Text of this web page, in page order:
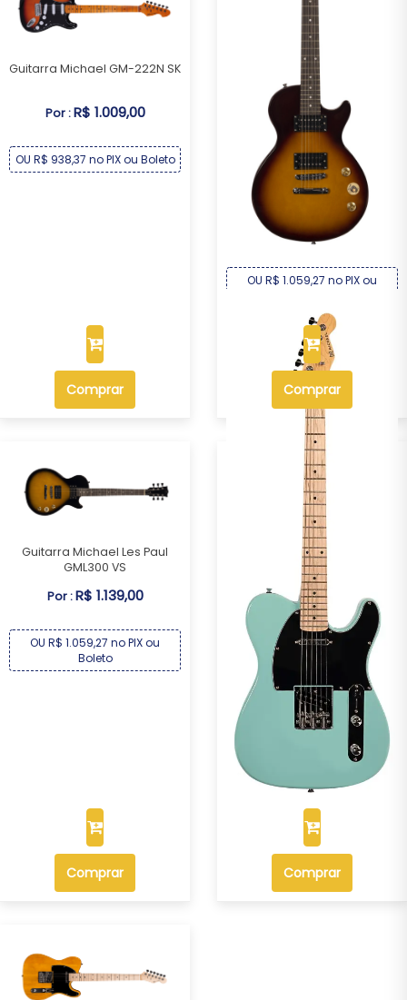
Guitarra Michael GM-222N SK
Por :R$ 1.009,00
OU R$ 938,37 no PIX ou Boleto
Comprar
Guitarra Michael Les Paul
Por :R$ 1.139,00
OU R$ 1.059,27 no PIX ou
Comprar
Guitarra Michael Les Paul
GML300 VS
Por :R$ 1.139,00
OU R$ 1.059,27 no PIX ou
Boleto
Comprar
Guitarra Michael Telecaster
GM385N AB
R$ 1.209,00
OU R$ 1.124,37 no PIX ou
Comprar